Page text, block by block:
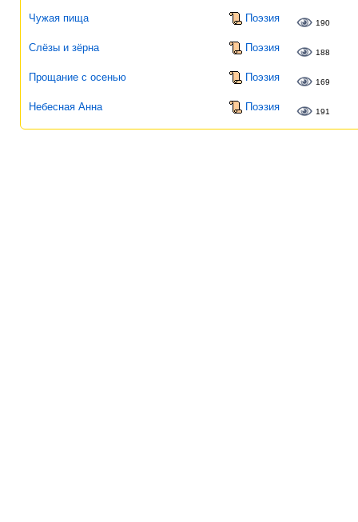
Чужая пища Поэзия 190
Слёзы и зёрна Поэзия 188
Прощание с осенью Поэзия 169
Небесная Анна Поэзия 191